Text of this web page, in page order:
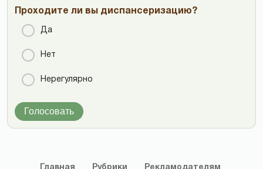
Проходите ли вы диспансеризацию?
Да
Нет
Нерегулярно
Голосовать
Главная Рубрики Рекламодателям